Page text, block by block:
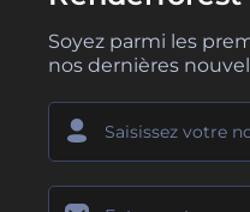
Soyez parmi les
nos dernières